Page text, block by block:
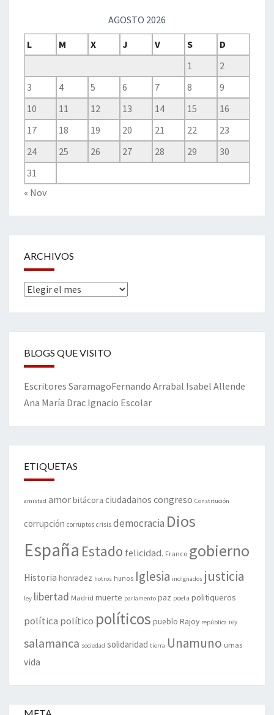
AGOSTO 2026
L
M X J V S
D
1
2
3
4 5 6 7 8
9
10
11 12 13 14 15
16
17
18 19 20 21 22
23
24
25 26 27 28 29
30
31
« Nov
ARCHIVOS
Archivos
BLOGS QUE VISITO
Escritores SaramagoFernando Arrabal Isabel Allende
Ana María Drac Ignacio Escolar
ETIQUETAS
amistad amorbitácora ciudadanos congreso Constitución
corrupción corruptos crisis democracia Dios
España Estado felicidad. Franco gobierno
Historia honradez hotros hunos Iglesia indignados justicia
ley libertad Madrid muerte parlamento paz poeta politiqueros
política político políticos pueblo Rajoy república rey
salamanca sociedad solidaridad tierra Unamuno urnas
vida